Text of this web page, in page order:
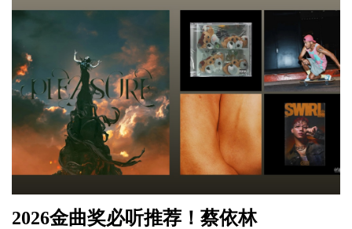
2026金曲奖必听推荐！蔡依林